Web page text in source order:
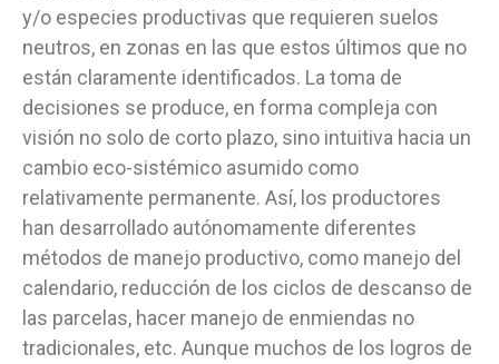
y/o especies productivas que requieren suelos
neutros, en zonas en las que estos últimos que no
están claramente identificados. La toma de
decisiones se produce, en forma compleja con
visión no solo de corto plazo, sino intuitiva hacia un
cambio eco-sistémico asumido como
relativamente permanente. Así, los productores
han desarrollado autónomamente diferentes
métodos de manejo productivo, como manejo del
calendario, reducción de los ciclos de descanso de
las parcelas, hacer manejo de enmiendas no
tradicionales, etc. Aunque muchos de los logros de